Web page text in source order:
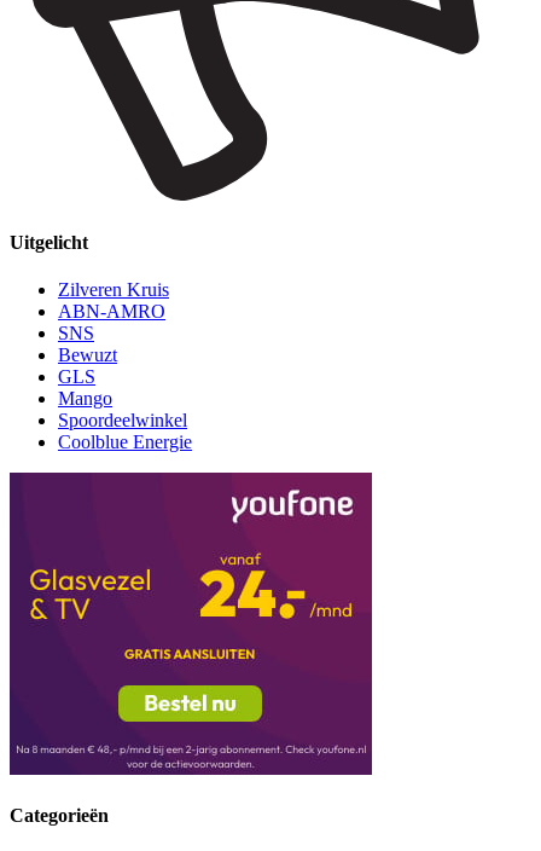
Uitgelicht
Zilveren Kruis
ABN-AMRO
SNS
Bewuzt
GLS
Mango
Spoordeelwinkel
Coolblue Energie
Categorieën